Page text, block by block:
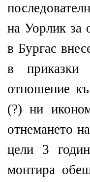
на Уорлик за
в Бургас
в приказки
отношение
(?) ни
отнемането
цели 3
монтира